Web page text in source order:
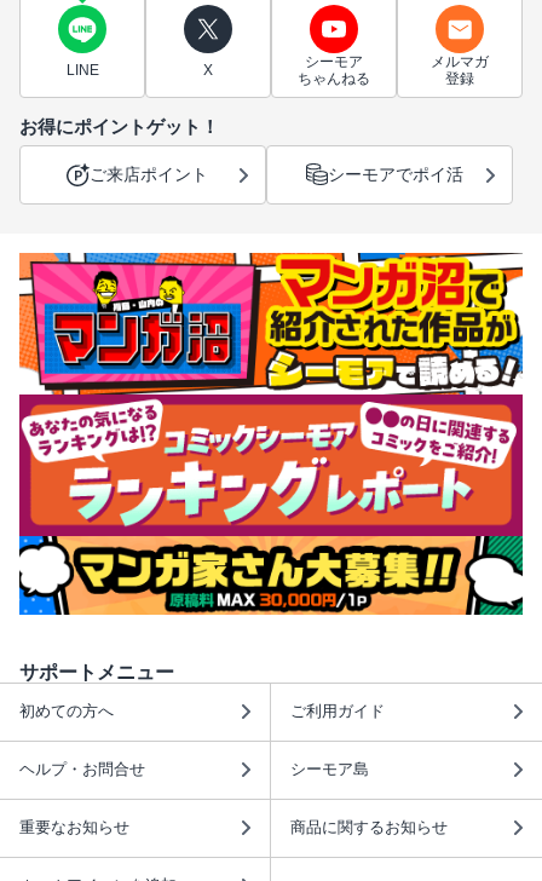
LINE X
シーモア
ちゃんねる
メルマガ
登録
お得にポイントゲット！
ご来店ポイント シーモアでポイ活
サポートメニュー
初めての方へ ご利用ガイド
ヘルプ・お問合せ シーモア島
重要なお知らせ 商品に関するお知らせ